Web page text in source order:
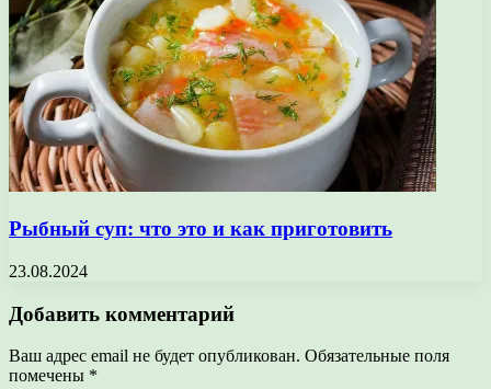
Рыбный суп: что это и как приготовить
23.08.2024
Добавить комментарий
Ваш адрес email не будет опубликован. Обязательные поля
помечены *